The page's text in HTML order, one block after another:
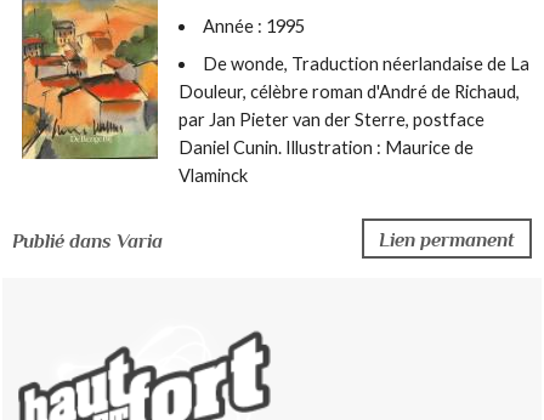
Année : 1995
De wonde, Traduction néerlandaise de La
Douleur, célèbre roman d'André de Richaud,
par Jan Pieter van der Sterre, postface
Daniel Cunin. Illustration : Maurice de
Vlaminck
Publié dans Varia Lien permanent